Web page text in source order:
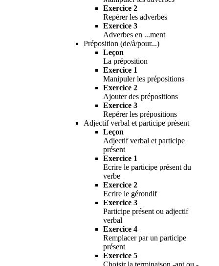
Exercice 2
Repérer les adverbes
Exercice 3
Adverbes en ...ment
Préposition (de/à/pour...)
Leçon
La préposition
Exercice 1
Manipuler les prépositions
Exercice 2
Ajouter des prépositions
Exercice 3
Repérer les prépositions
Adjectif verbal et participe présent
Leçon
Adjectif verbal et participe
présent
Exercice 1
Ecrire le participe présent du
verbe
Exercice 2
Ecrire le gérondif
Exercice 3
Participe présent ou adjectif
verbal
Exercice 4
Remplacer par un participe
présent
Exercice 5
Choisir la terminaison -ant ou -